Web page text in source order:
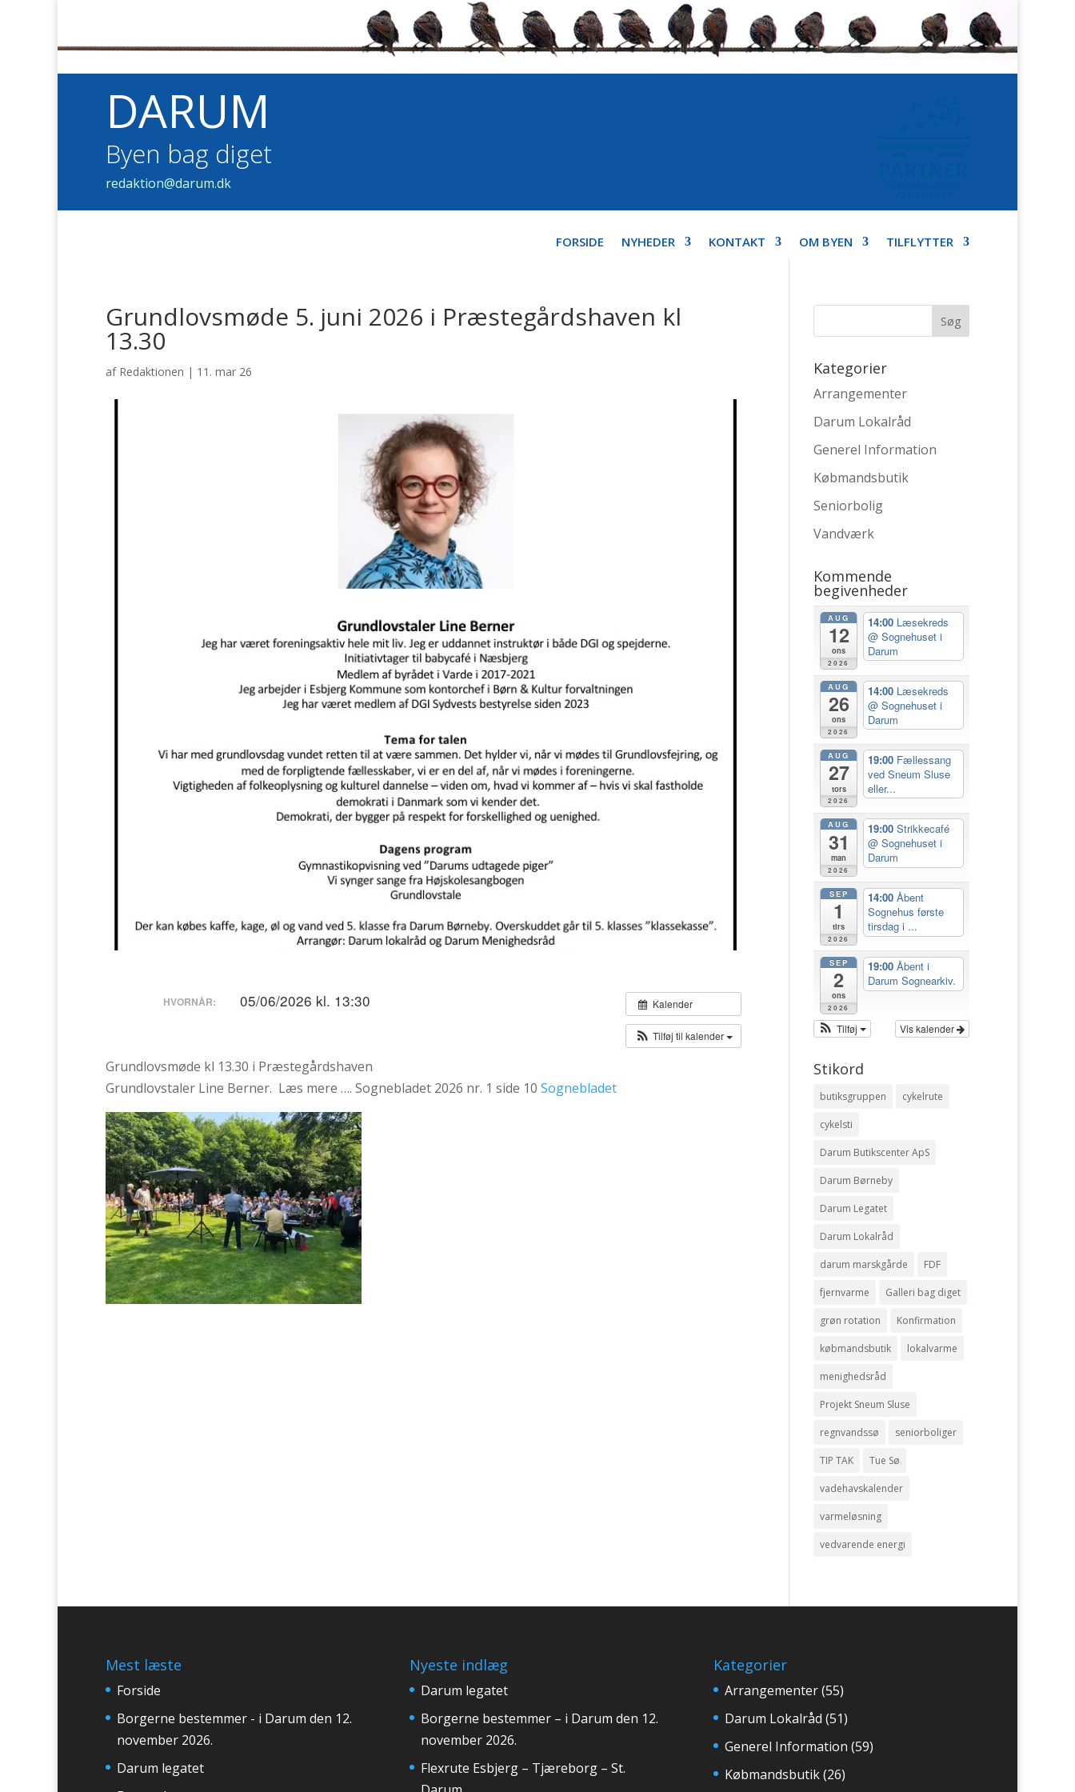
DARUM
Byen bag diget
redaktion@darum.dk
FORSIDE NYHEDER KONTAKT OM BYEN TILFLYTTER
Grundlovsmøde 5. juni 2026 i Præstegårdshaven kl
13.30
af Redaktionen | 11. mar 26
Kalender
Tilføj til kalender
HVORNÅR: 05/06/2026 kl. 13:30
Grundlovsmøde kl 13.30 i Præstegårdshaven
Grundlovstaler Line Berner. Læs mere …. Sognebladet 2026 nr. 1 side 10 Sognebladet
Kategorier
Arrangementer
Darum Lokalråd
Generel Information
Købmandsbutik
Seniorbolig
Vandværk
Kommende
begivenheder
AUG
12
ons
2026
14:00 Læsekreds
@ Sognehuset i
Darum
AUG
26
ons
2026
14:00 Læsekreds
@ Sognehuset i
Darum
AUG
27
tors
2026
19:00 Fællessang
ved Sneum Sluse
eller...
AUG
31
man
2026
19:00Strikkecafé
@ Sognehuset i
Darum
SEP
1
tirs
2026
14:00Åbent
Sognehus første
tirsdag i ...
SEP
2
ons
2026
19:00Åbent i
Darum Sognearkiv.
Vis kalender
Tilføj
Stikord
butiksgruppen cykelrute
cykelsti
Darum Butikscenter ApS
Darum Børneby
Darum Legatet
Darum Lokalråd
darum marskgårde FDF
fjernvarme Galleri bag diget
grøn rotation Konfirmation
købmandsbutik lokalvarme
menighedsråd
Projekt Sneum Sluse
regnvandssø seniorboliger
TIP TAK Tue Sø
vadehavskalender
varmeløsning
vedvarende energi
Mest læste
Forside
Borgerne bestemmer - i Darum den 12.
november 2026.
Darum legatet
Nyeste indlæg
Darum legatet
Borgerne bestemmer – i Darum den 12.
november 2026.
Flexrute Esbjerg – Tjæreborg – St.
Kategorier
Arrangementer(55)
Darum Lokalråd (51)
Generel Information (59)
Købmandsbutik(26)